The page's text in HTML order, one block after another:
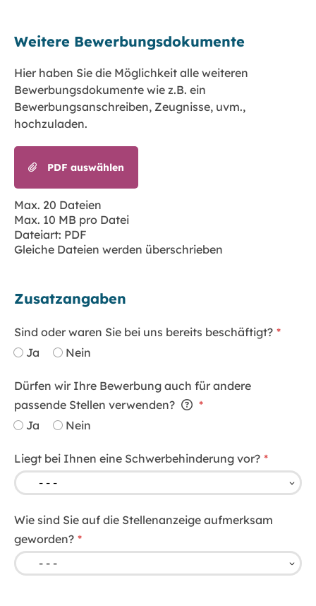
Weitere Bewerbungsdokumente
Hier haben Sie die Möglichkeit alle weiteren
Bewerbungsdokumente wie z.B. ein
Bewerbungsanschreiben, Zeugnisse, uvm.,
hochzuladen.
PDF auswählen
Max. 20 Dateien
Max. 10 MB pro Datei
Dateiart: PDF
Gleiche Dateien werden überschrieben
Zusatzangaben
Sind oder waren Sie bei uns bereits beschäftigt?
Ja
Nein
Dürfen wir Ihre Bewerbung auch für andere
passende Stellen verwenden?
Ja
Nein
Liegt bei Ihnen eine Schwerbehinderung vor?
Wie sind Sie auf die Stellenanzeige aufmerksam
geworden?